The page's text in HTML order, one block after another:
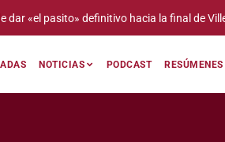
la final de Villena
NOTICIAS PODCAST RESÚMENES